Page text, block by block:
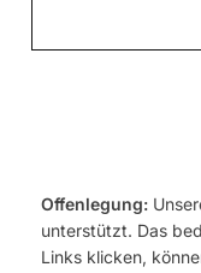
Offenlegung:
unterstützt. Das
Links klicken,